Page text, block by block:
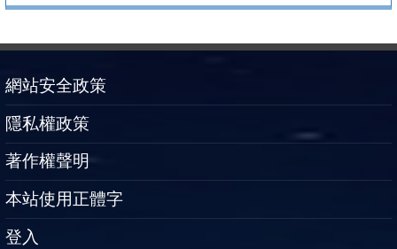
網站安全政策
隱私權政策
著作權聲明
本站使用正體字
登入